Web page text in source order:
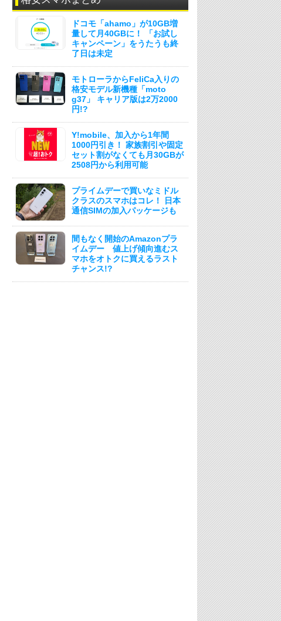
ドコモ「ahamo」が10GB増
量して月40GBに！ 「お試し
キャンペーン」をうたうも終
了日は未定
モトローラからFeliCa入りの
格安モデル新機種「moto
g37」 キャリア版は2万2000
円!?
Y!mobile、加入から1年間
1000円引き！ 家族割引や固定
セット割がなくても月30GBが
2508円から利用可能
プライムデーで買いなミドル
クラスのスマホはコレ！ 日本
通信SIMの加入パッケージも
間もなく開始のAmazonプラ
イムデー 値上げ傾向進むス
マホをオトクに買えるラスト
チャンス!?